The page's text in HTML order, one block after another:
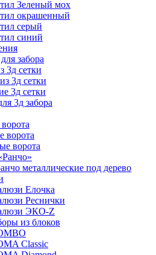
Зеленый мох
окрашенный
серый
синий
забора
3д сетки
3д сетки
3д сетки
3д забора
ворота
ворота
металлические под дерево
Елочка
Реснички
ЭКО-Z
из блоков
Classic